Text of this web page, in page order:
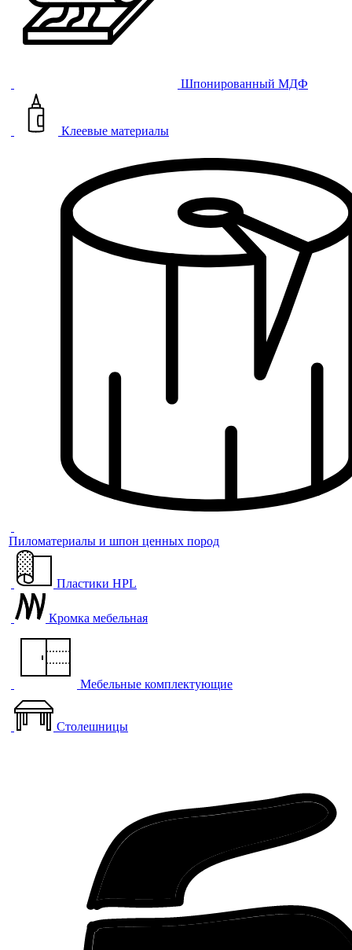
Шпонированный МДФ
Клеевые материалы
Пиломатериалы и шпон ценных пород
Пластики HPL
Кромка мебельная
Мебельные комплектующие
Столешницы